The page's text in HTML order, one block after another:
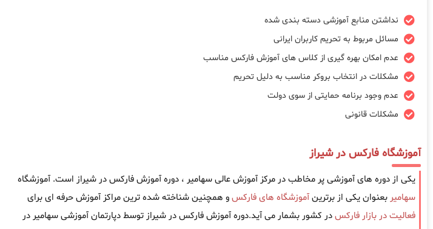
نداشتن منابع آموزشی دسته بندی شده
مسائل مربوط به تحریم کاربران ایرانی
عدم امکان بهره گیری از کلاس های آموزش فارکس مناسب
مشکلات در انتخاب بروکر مناسب به دلیل تحریم
عدم وجود برنامه حمایتی از سوی دولت
مشکلات قانونی
آموزشگاه فارکس در شیراز
یکی از دوره های آموزشی پر مخاطب در مرکز آموزش عالی سهامیر ، دوره آموزش فارکس در شیراز است. آموزشگاه
سهامیر بعنوان یکی از برترینآموزشگاه های فارکسو همچنین شناخته شده ترین مراکز آموزش حرفه ای برای
فعالیت در بازار فارکسدر کشور بشمار می آید.دوره آموزش فارکس در شیراز توسط دپارتمان آموزشی سهامیر در